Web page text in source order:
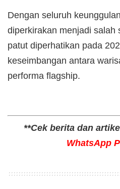
Dengan seluruh
diperkirakan menjadi salah
patut diperhatikan pada
keseimbangan antara
performa flagship.
**Cek berita dan
WhatsApp